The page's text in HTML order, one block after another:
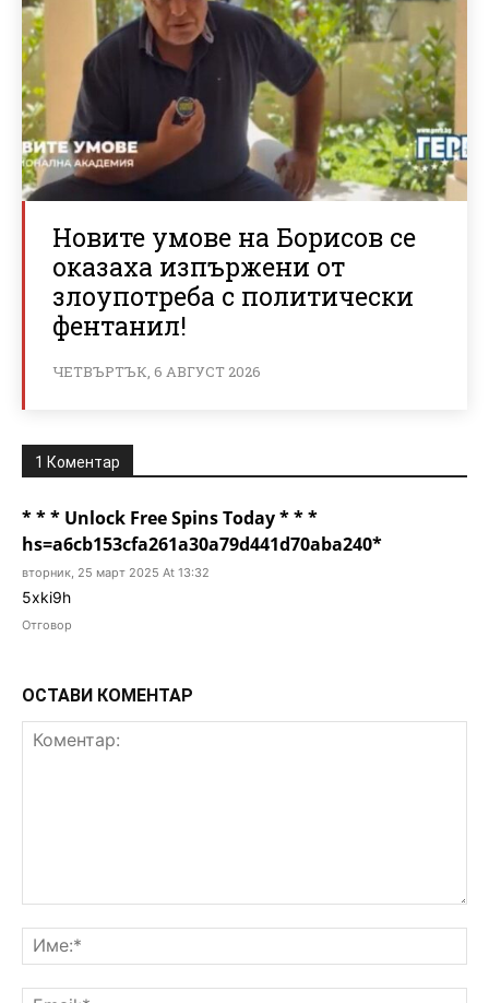
Новите умове на Борисов се
оказаха изпържени от
злоупотреба с политически
фентанил!
ЧЕТВЪРТЪК, 6 АВГУСТ 2026
1 Коментар
* * * Unlock Free Spins Today * * *
hs=a6cb153cfa261a30a79d441d70aba240*
вторник, 25 март 2025 At 13:32
5xki9h
Отговор
ОСТАВИ КОМЕНТАР